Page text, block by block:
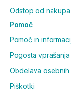
Odstop od nakupa
Pomoč
Pomoč in
Pogosta vprašanja
Obdelava
Piškotki